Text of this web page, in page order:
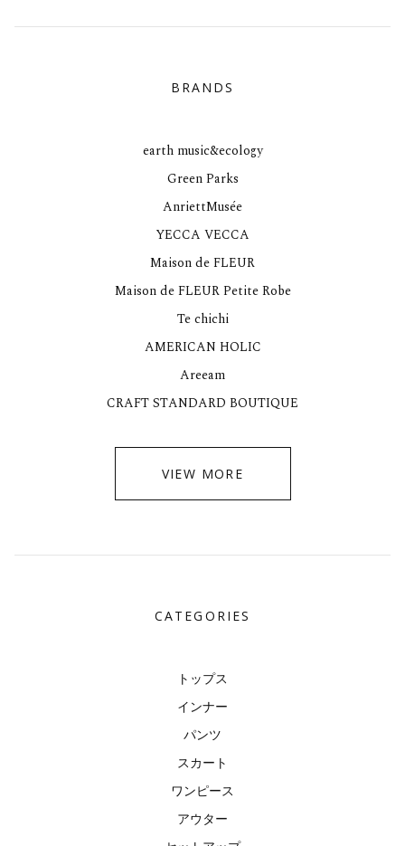
BRANDS
earth music&ecology
Green Parks
AnriettMusée
YECCA VECCA
Maison de FLEUR
Maison de FLEUR Petite Robe
Te chichi
AMERICAN HOLIC
Areeam
CRAFT STANDARD BOUTIQUE
VIEW MORE
CATEGORIES
トップス
インナー
パンツ
スカート
ワンピース
アウター